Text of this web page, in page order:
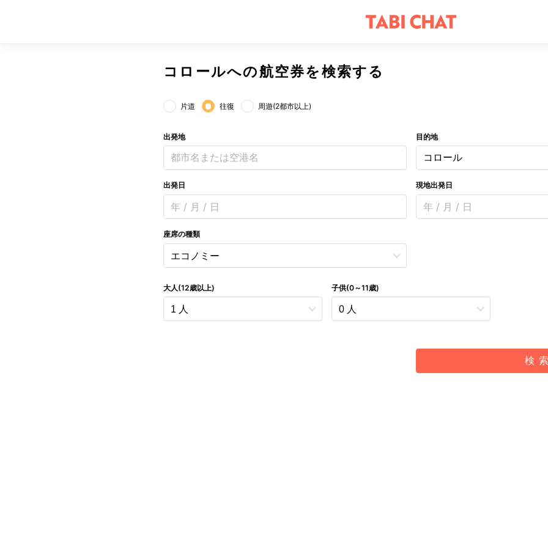
コロールへの航空券を検索する
片道 往復 周遊(2都市以上)
出発地
都市名または空港名
目的地
コロール
出発日
年 / 月 / 日
現地出発日
年 / 月 / 日
座席の種類
大人(12歳以上) 子供(0～11歳)
検